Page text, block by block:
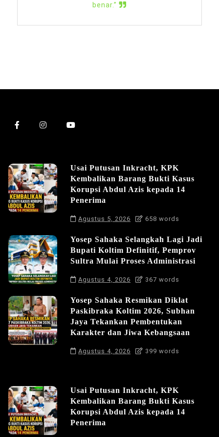
benar.”
Usai Putusan Inkracht, KPK
Kembalikan Barang Bukti Kasus
Korupsi Abdul Azis kepada 14
Penerima
Agustus 5, 2026 658 words
Yosep Sahaka Selangkah Lagi Jadi
Bupati Koltim Definitif, Pemprov
Sultra Mulai Proses Administrasi
Agustus 4, 2026 367 words
Yosep Sahaka Resmikan Diklat
Paskibraka Koltim 2026, Subhan
Jaya Tekankan Pembentukan
Karakter dan Jiwa Kebangsaan
Agustus 4, 2026 399 words
Usai Putusan Inkracht, KPK
Kembalikan Barang Bukti Kasus
Korupsi Abdul Azis kepada 14
Penerima